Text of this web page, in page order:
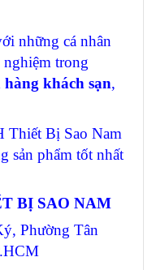
những cá nhân
trong
khách sạn,
Thiết Bị Sao Nam
sản phẩm tốt nhất
BỊ SAO NAM
Phường Tân